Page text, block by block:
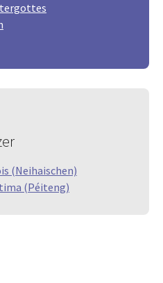
(Neihaischen)
(Péiteng)